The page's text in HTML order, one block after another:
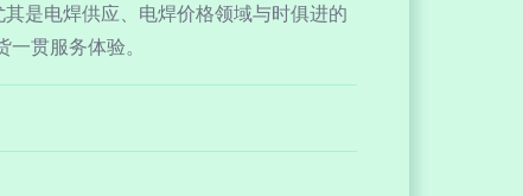
是电焊供应、电焊价格领域与时俱进的
贯服务体验。